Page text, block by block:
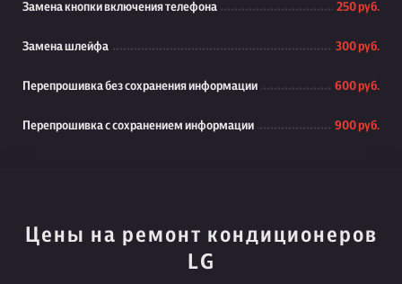
Замена кнопки включения телефона 250 руб.
Замена шлейфа 300 руб.
Перепрошивка без сохранения информации 600 руб.
Перепрошивка с сохранением информации 900 руб.
Цены на ремонт кондиционеров
LG